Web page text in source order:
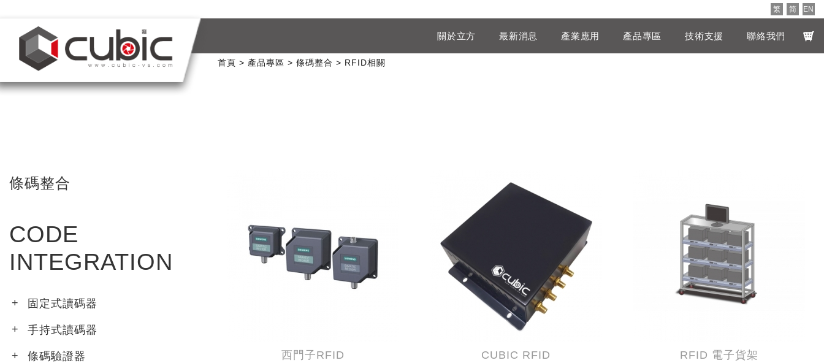
繁 简 EN
關於立方 最新消息 產業應用 產品專區 技術支援 聯絡我們
首頁 產品專區 條碼整合 RFID相關
條碼整合
CODE
INTEGRATION
固定式讀碼器
手持式讀碼器
條碼驗證器 西門子RFID CUBIC RFID RFID 電子貨架